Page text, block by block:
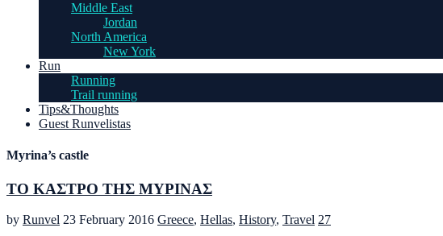
Middle East
Jordan
North America
New York
Run
Running
Trail running
Tips&Thoughts
Guest Runvelistas
Myrina’s castle
ΤΟ ΚΑΣΤΡΟ ΤΗΣ ΜΥΡΙΝΑΣ
by Runvel 23 February 2016 Greece, Hellas, History, Travel 27